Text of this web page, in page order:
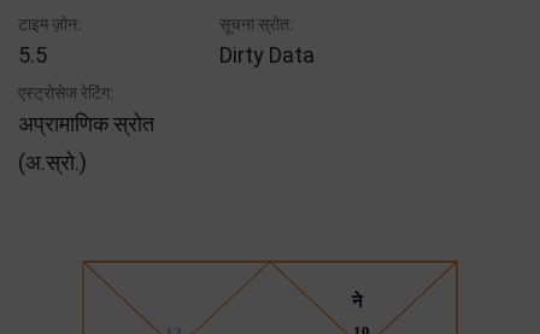
टाइम ज़ोन:
5.5
सूचना स्रोत:
Dirty Data
एस्ट्रोसेज रेटिंग:
अप्रामाणिक स्रोत
(अ.स्रो.)